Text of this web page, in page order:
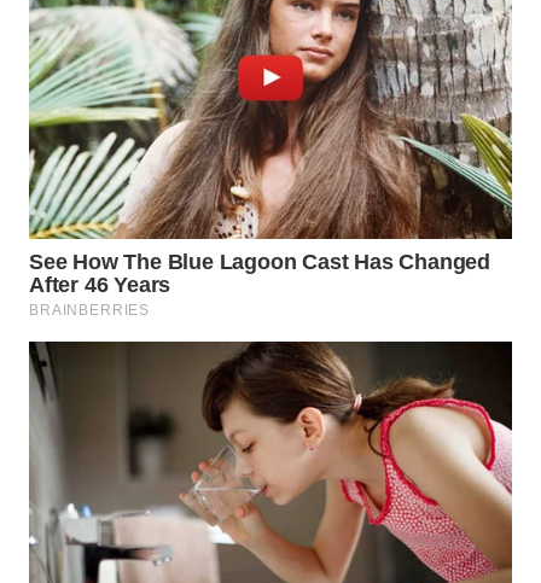
WN
GORONTALO
WN
SULUT
WN
MALUKU
WN
WN
DANAU
TOBA